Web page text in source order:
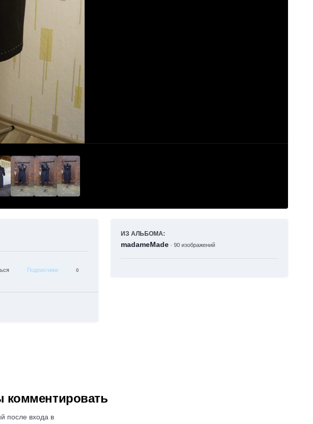
Подписчики 0
ИЗ АЛЬБОМА:
madameMade · 90 изображений
комментировать
после входа в